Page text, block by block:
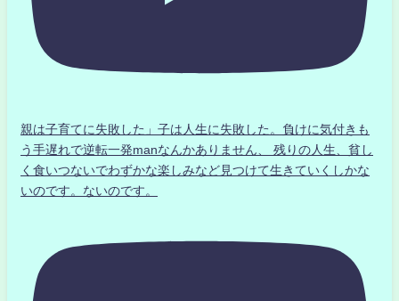
親は子育てに失敗した」子は人生に失敗した。負けに気付きも
う手遅れで逆転一発manなんかありません、 残りの人生、貧し
く食いつないでわずかな楽しみなど見つけて生きていくしかな
いのです。ないのです。